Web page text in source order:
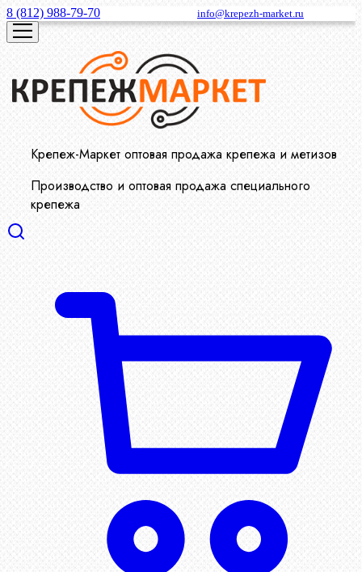
8 (812) 988-79-70 info@krepezh-market.ru
Крепеж-Маркет оптовая продажа крепежа и метизов
Производство и оптовая продажа специального
крепежа